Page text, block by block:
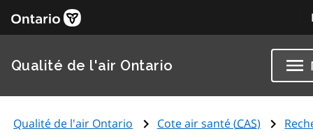
Qualité de l'air Ontario
Qualité de l'air Ontario Cote air santé (CAS)